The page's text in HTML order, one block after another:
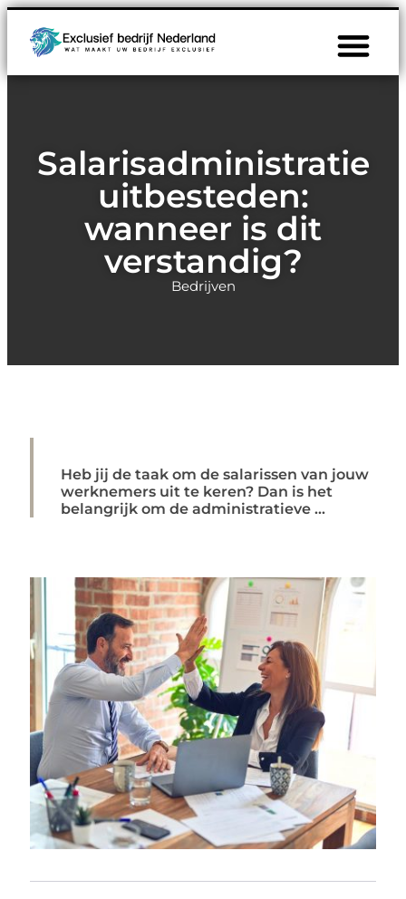
Salarisadministratie
uitbesteden:
wanneer is dit
verstandig?
Bedrijven
Heb jij de taak om de salarissen van jouw
werknemers uit te keren? Dan is het
belangrijk om de administratieve ...